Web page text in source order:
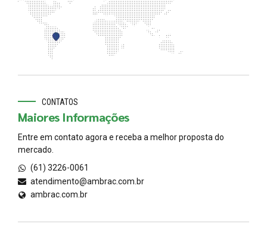
CONTATOS
Maiores Informações
Entre em contato agora e receba a melhor proposta do
mercado.
(61) 3226-0061
atendimento@ambrac.com.br
ambrac.com.br